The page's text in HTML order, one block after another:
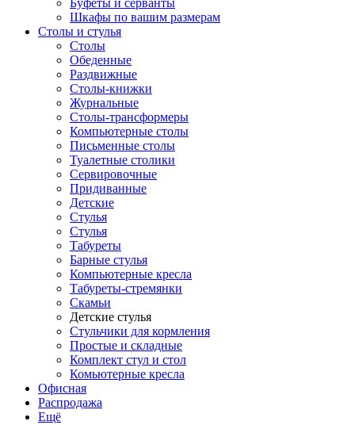
Буфеты и серванты
Шкафы по вашим размерам
Столы и стулья
Столы
Обеденные
Раздвижные
Столы-книжки
Журнальные
Столы-трансформеры
Компьютерные столы
Письменные столы
Туалетные столики
Сервировочные
Придиванные
Детские
Стулья
Стулья
Табуреты
Барные стулья
Компьютерные кресла
Табуреты-стремянки
Скамьи
Детские стулья
Стульчики для кормления
Простые и складные
Комплект стул и стол
Комьютерные кресла
Офисная
Распродажа
Eщё